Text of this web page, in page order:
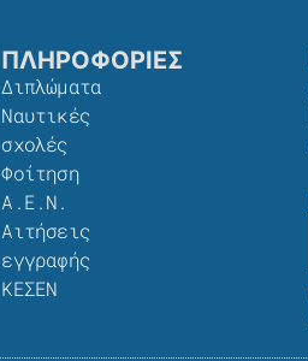
ΠΛΗΡΟΦΟΡΙΕΣ
Διπλώματα
Ναυτικές
σχολές
Φοίτηση
Α.Ε.Ν.
Αιτήσεις
εγγραφής
ΚΕΣΕΝ